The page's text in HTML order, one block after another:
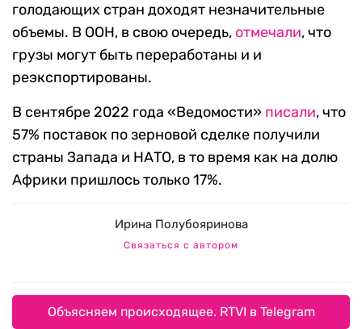
голодающих стран доходят незначительные
объемы. В ООН, в свою очередь, отмечали, что
грузы могут быть переработаны и и
реэкспортированы.
В сентябре 2022 года «Ведомости» писали, что
57% поставок по зерновой сделке получили
страны Запада и НАТО, в то время как на долю
Африки пришлось только 17%.
Ирина Полубояринова
Связаться с автором
Объясняем происходящее. RTVI в Telegram